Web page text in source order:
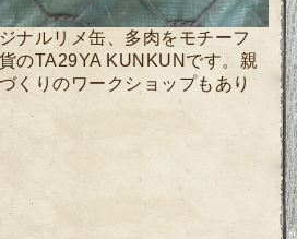
ナルリメ缶、多肉をモチーフ
のTA29YA KUNKUNです。親
くりのワークショップもあり